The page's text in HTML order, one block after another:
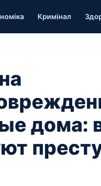
Кримінал
дома: